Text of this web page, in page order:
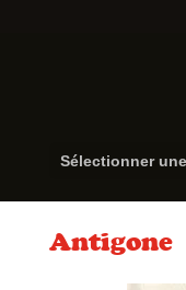
Sélectionner
Antigone